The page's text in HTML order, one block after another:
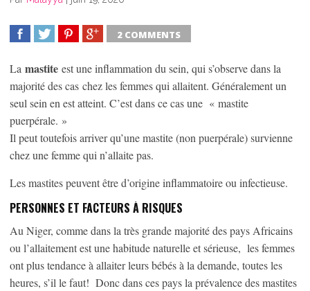
2 COMMENTS
La mastite est une inflammation du sein, qui s’observe dans la
majorité des cas chez les femmes qui allaitent. Généralement un
seul sein en est atteint. C’est dans ce cas une « mastite
puerpérale. »
Il peut toutefois arriver qu’une mastite (non puerpérale) survienne
chez une femme qui n’allaite pas.
Les mastites peuvent être d’origine inflammatoire ou infectieuse.
PERSONNES ET FACTEURS À RISQUES
Au Niger, comme dans la très grande majorité des pays Africains
ou l’allaitement est une habitude naturelle et sérieuse, les femmes
ont plus tendance à allaiter leurs bébés à la demande, toutes les
heures, s’il le faut! Donc dans ces pays la prévalence des mastites